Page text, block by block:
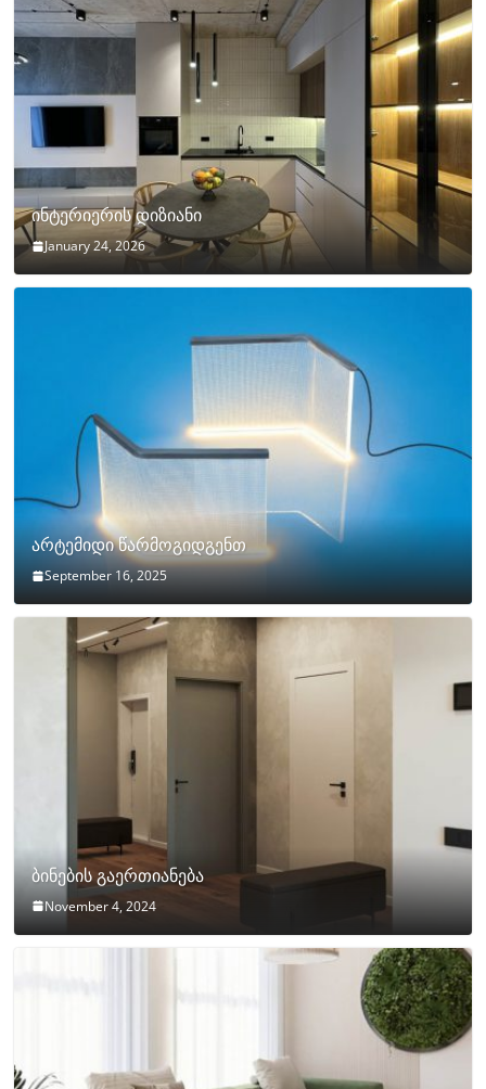
ინტერიერის დიზიანი
January 24, 2026
არტემიდი წარმოგიდგენთ
September 16, 2025
ბინების გაერთიანება
November 4, 2024